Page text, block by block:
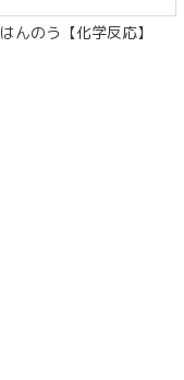
んのう【化学反応】